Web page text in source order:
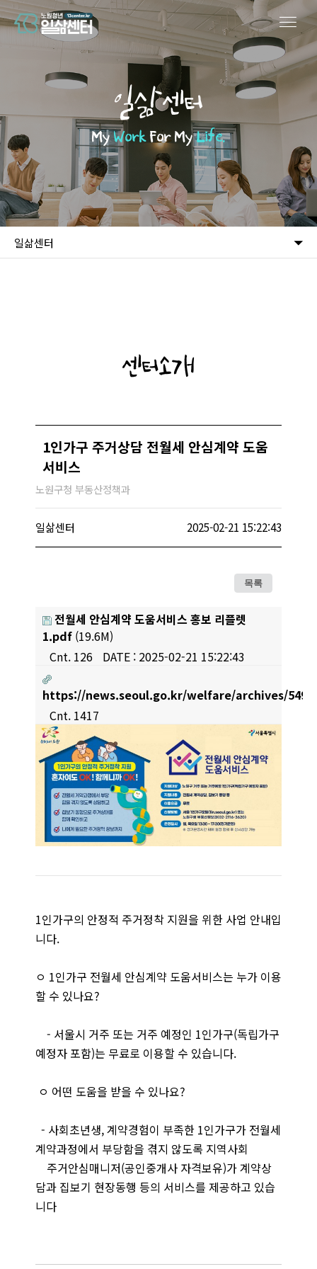
일삶센터
MyWorkFor MyLife.
일삶센터
센터소개
1인가구 주거상담 전월세 안심계약 도움
서비스
노원구청 부동산정책과
일삶센터 2025-02-21 15:22:43
목록
전월세 안심계약 도움서비스 홍보 리플렛
1.pdf (19.6M)
Cnt. 126
DATE : 2025-02-21 15:22:43
https://news.seoul.go.kr/welfare/archives/
Cnt. 1417
1인가구의 안정적 주거정착 지원을 위한 사업 안내입
니다.
ㅇ 1인가구 전월세 안심계약 도움서비스는 누가 이용
할 수 있나요?
- 서울시 거주 또는 거주 예정인 1인가구(독립가구
예정자 포함)는 무료로 이용할 수 있습니다.
ㅇ 어떤 도움을 받을 수 있나요?
- 사회초년생, 계약경험이 부족한 1인가구가 전월세
계약과정에서 부당함을 겪지 않도록 지역사회
주거안심매니저(공인중개사 자격보유)가 계약상
담과 집보기 현장동행 등의 서비스를 제공하고 있습
니다